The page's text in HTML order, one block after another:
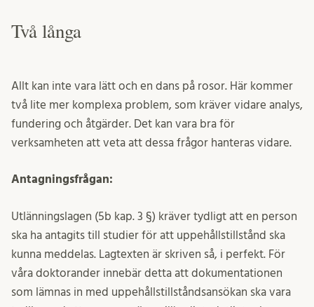
Två långa
Allt kan inte vara lätt och en dans på rosor. Här kommer
två lite mer komplexa problem, som kräver vidare analys,
fundering och åtgärder. Det kan vara bra för
verksamheten att veta att dessa frågor hanteras vidare.
Antagningsfrågan:
Utlänningslagen (5b kap. 3 §) kräver tydligt att en person
ska ha antagits till studier för att uppehållstillstånd ska
kunna meddelas. Lagtexten är skriven så, i perfekt. För
våra doktorander innebär detta att dokumentationen
som lämnas in med uppehållstillståndsansökan ska vara